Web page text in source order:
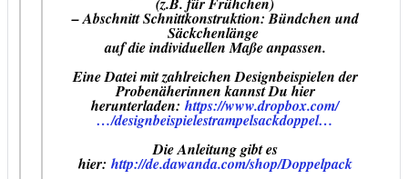
– Abschnitt Schnittkonstruktion: Bündchen und
Säckchenlänge
auf die individuellen Maße anpassen.
Eine Datei mit zahlreichen Designbeispielen der
Probenäherinnen kannst Du hier
herunterladen: https://www.dropbox.com/
…/designbeispielestrampelsackdoppel…
Die Anleitung gibt es
hier: http://de.dawanda.com/shop/Doppelpack